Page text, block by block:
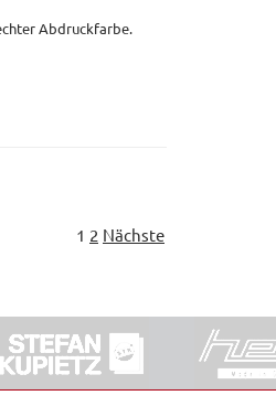
Abdruckfarbe.
1 2 Nächste